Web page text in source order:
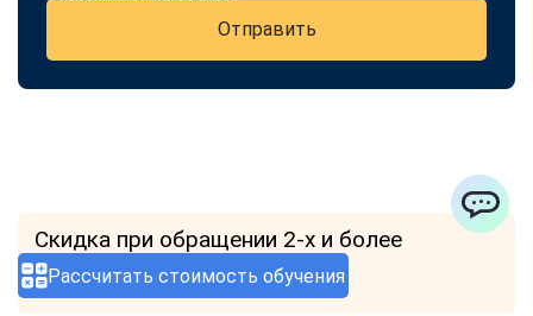
Рассчитать стоимость обучения
Отправить
Скидка при обращении 2-х и более
человек.
Узнать подробнее
ChatApp